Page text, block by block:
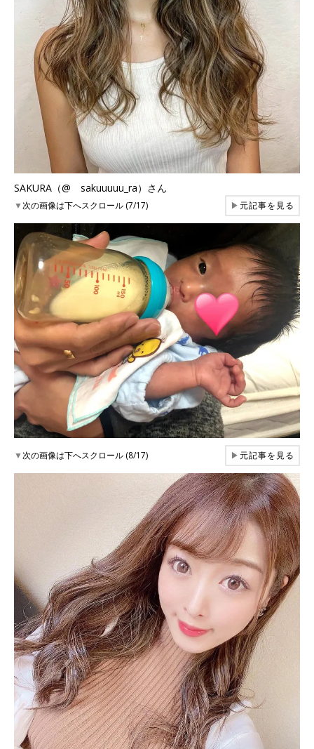
SAKURA（@ sakuuuuu_ra）さん
▼次の画像は下へスクロール (7/17) ▶元記事を見る
▼次の画像は下へスクロール (8/17) ▶元記事を見る